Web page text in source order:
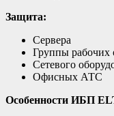
Защита:
Сервера
Группы рабочих
Сетевого
Офисных АТС
Особенности ИБП